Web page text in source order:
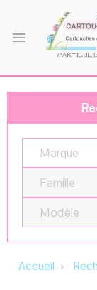
menu
Marque
Famille
Modèle
Accueil